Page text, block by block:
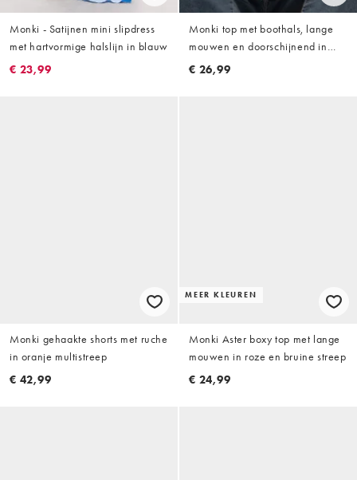
Monki - Satijnen mini slipdress
met hartvormige halslijn in blauw
€ 23,99
Monki top met boothals, lange
mouwen en doorschijnend in
donkerroze
€ 26,99
Monki gehaakte shorts met ruche
in oranje multistreep
€ 42,99
MEER KLEUREN
Monki Aster boxy top met lange
mouwen in roze en bruine streep
€ 24,99